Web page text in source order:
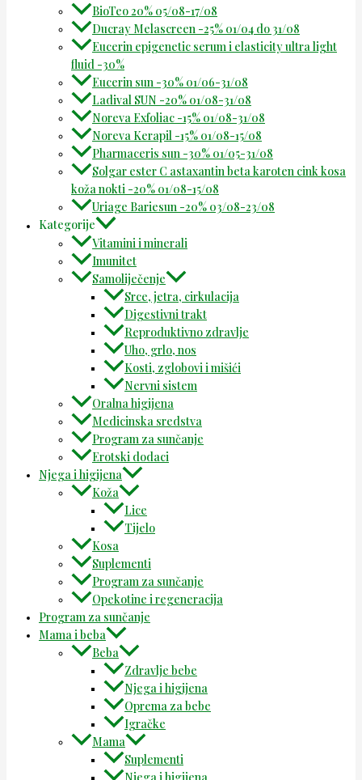
BioTeo 20% 05/08-17/08
Ducray Melascreen -25% 01/04 do 31/08
Eucerin epigenetic serum i elasticity ultra light
fluid -30%
Eucerin sun -30% 01/06-31/08
Ladival SUN -20% 01/08-31/08
Noreva Exfoliac -15% 01/08-31/08
Noreva Kerapil -15% 01/08-15/08
Pharmaceris sun -30% 01/05-31/08
Solgar ester C astaxantin beta karoten cink kosa
koža nokti -20% 01/08-15/08
Uriage Bariesun -20% 03/08-23/08
Kategorije
Vitamini i minerali
Imunitet
Samoliječenje
Srce, jetra, cirkulacija
Digestivni trakt
Reproduktivno zdravlje
Uho, grlo, nos
Kosti, zglobovi i mišići
Nervni sistem
Oralna higijena
Medicinska sredstva
Program za sunčanje
Erotski dodaci
Njega i higijena
Koža
Lice
Tijelo
Kosa
Suplementi
Program za sunčanje
Opekotine i regeneracija
Program za sunčanje
Mama i beba
Beba
Zdravlje bebe
Njega i higijena
Oprema za bebe
Igračke
Mama
Suplementi